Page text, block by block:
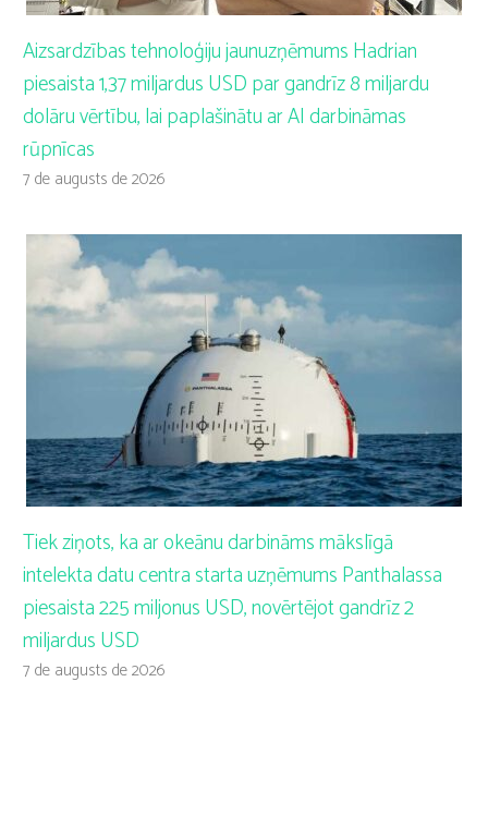
Aizsardzības tehnoloģiju jaunuzņēmums Hadrian
piesaista 1,37 miljardus USD par gandrīz 8 miljardu
dolāru vērtību, lai paplašinātu ar AI darbināmas
rūpnīcas
7 de augusts de 2026
Tiek ziņots, ka ar okeānu darbināms mākslīgā
intelekta datu centra starta uzņēmums Panthalassa
piesaista 225 miljonus USD, novērtējot gandrīz 2
miljardus USD
7 de augusts de 2026